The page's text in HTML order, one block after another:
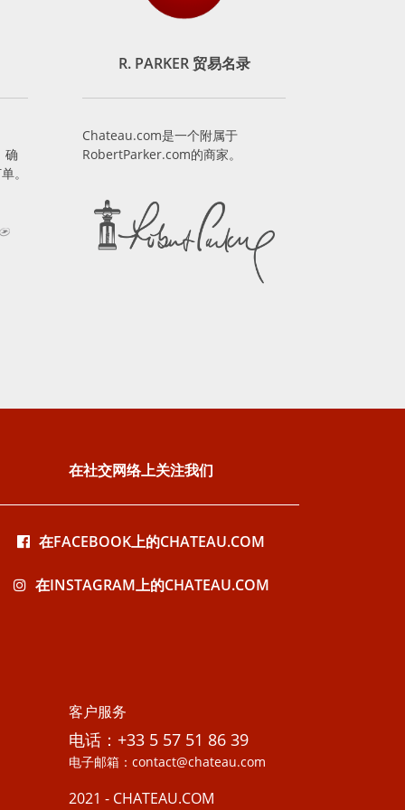
确
。
R. PARKER 贸易名录
Chateau.com是一个附属于
RobertParker.com的商家。
在社交网络上关注我们
在FACEBOOK上的CHATEAU.COM
在INSTAGRAM上的CHATEAU.COM
客户服务
电话：+33 5 57 51 86 39
电子邮箱：contact@chateau.com
2021 - CHATEAU.COM